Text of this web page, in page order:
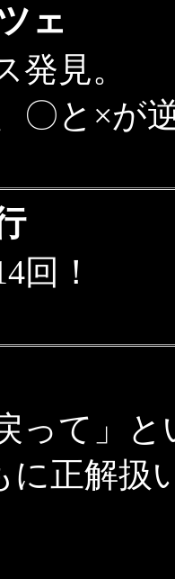
ェ
発見。
〇と×が
回！
って」
に正解扱